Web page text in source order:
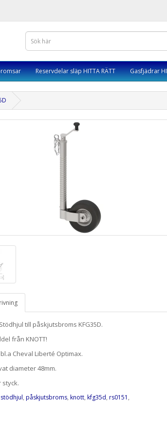
Reservdelar släp HITTA RÄTT Gasfjädrar
till påskjutsbroms KFG35D.
från KNOTT!
Cheval Liberté Optimax.
diameter 48mm.
styck.
stödhjul, påskjutsbroms, knott, kfg35d, rs0151 ,